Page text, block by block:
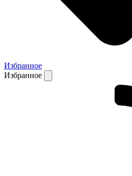
Избранное
Избранное